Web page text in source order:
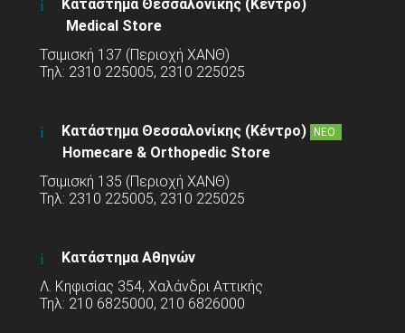
Κατάστημα Θεσσαλονίκης (Κέντρο)
Medical Store
Τσιμισκή 137 (Περιοχή ΧΑΝΘ)
Τηλ: 2310 225005, 2310 225025
Κατάστημα Θεσσαλονίκης (Κέντρο) ΝΕΟ
Homecare & Orthopedic Store
Τσιμισκή 135 (Περιοχή ΧΑΝΘ)
Τηλ: 2310 225005, 2310 225025
Κατάστημα Αθηνών
Λ. Κηφισίας 354, Χαλάνδρι Αττικής
Τηλ: 210 6825000, 210 6826000